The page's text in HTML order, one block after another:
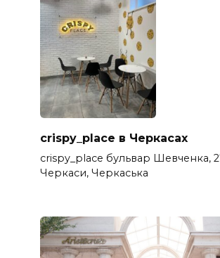
crispy_place в Черкасах
crispy_place бульвар Шевченка,
Черкаси, Черкаська